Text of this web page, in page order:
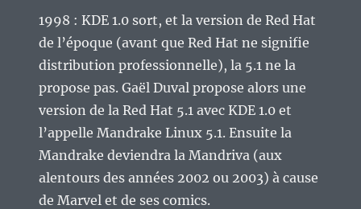
1998 : KDE 1.0 sort, et la version de Red Hat
de l’époque (avant que Red Hat ne signifie
distribution professionnelle), la 5.1 ne la
propose pas. Gaël Duval propose alors une
version de la Red Hat 5.1 avec KDE 1.0 et
l’appelle Mandrake Linux 5.1. Ensuite la
Mandrake deviendra la Mandriva (aux
alentours des années 2002 ou 2003) à cause
de Marvel et de ses comics.